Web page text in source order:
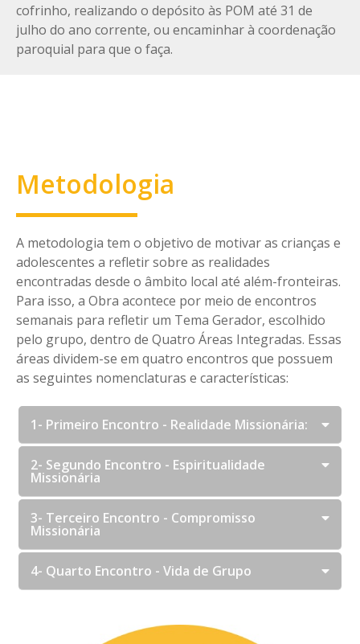
cofrinho, realizando o depósito às POM até 31 de
julho do ano corrente, ou encaminhar à coordenação
paroquial para que o faça.
Metodologia
A metodologia tem o objetivo de motivar as crianças e
adolescentes a refletir sobre as realidades
encontradas desde o âmbito local até além-fronteiras.
Para isso, a Obra acontece por meio de encontros
semanais para refletir um Tema Gerador, escolhido
pelo grupo, dentro de Quatro Áreas Integradas. Essas
áreas dividem-se em quatro encontros que possuem
as seguintes nomenclaturas e características:
1- Primeiro Encontro - Realidade Missionária:
2- Segundo Encontro - Espiritualidade
Missionária
3- Terceiro Encontro - Compromisso
Missionária
4- Quarto Encontro - Vida de Grupo